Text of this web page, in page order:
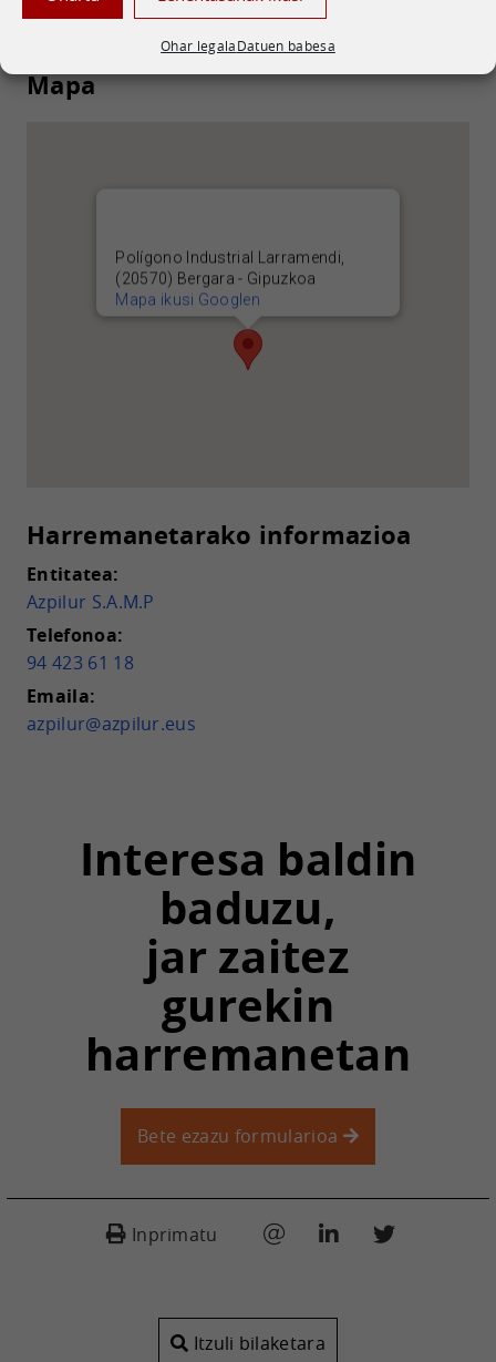
Ohar legalaDatuen babesa
Mapa
Polígono Industrial Larramendi,
(20570) Bergara - Gipuzkoa
Mapa ikusi Googlen
Harremanetarako informazioa
Entitatea:
Azpilur S.A.M.P
Telefonoa:
94 423 61 18
Emaila:
azpilur@azpilur.eus
Interesa baldin
baduzu,
jar zaitez
gurekin
harremanetan
Bete ezazu formularioa
Inprimatu
Itzuli bilaketara